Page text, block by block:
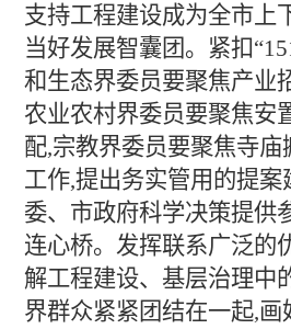
支持工程建设成为全市上
当好发展智囊团。紧扣
和生态界委员要聚焦产业
农业农村界委员要聚焦安
配,宗教界委员要聚焦寺庙
工作,提出务实管用的提案
委、市政府科学决策提供
连心桥。发挥联系广泛的
解工程建设、基层治理中
界群众紧紧团结在一起,画